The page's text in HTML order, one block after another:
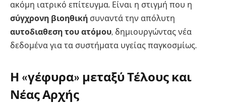
ακόμη ιατρικό επίτευγμα. Είναι η στιγμή που η
σύγχρονη βιοηθική συναντά την απόλυτη
αυτοδιαθεση του ατόμου, δημιουργώντας νέα
δεδομένα για τα συστήματα υγείας παγκοσμίως.
Η «γέφυρα» μεταξύ Τέλους και
Νέας Αρχής